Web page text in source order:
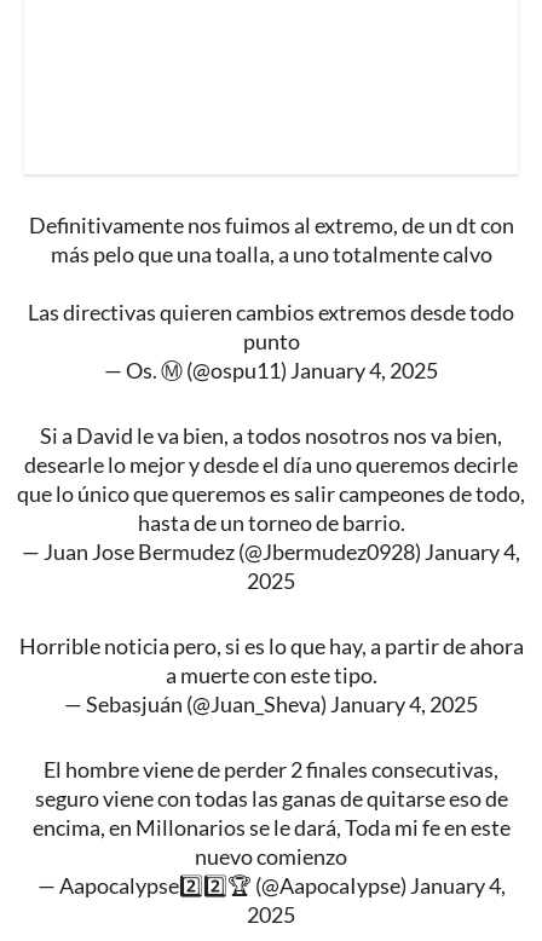
Definitivamente nos fuimos al extremo, de un dt con
más pelo que una toalla, a uno totalmente calvo
Las directivas quieren cambios extremos desde todo
punto
— Os. Ⓜ️ (@ospu11) January 4, 2025
Si a David le va bien, a todos nosotros nos va bien,
desearle lo mejor y desde el día uno queremos decirle
que lo único que queremos es salir campeones de todo,
hasta de un torneo de barrio.
— Juan Jose Bermudez (@Jbermudez0928) January 4,
2025
Horrible noticia pero, si es lo que hay, a partir de ahora
a muerte con este tipo.
— Sebasjuán (@Juan_Sheva) January 4, 2025
El hombre viene de perder 2 finales consecutivas,
seguro viene con todas las ganas de quitarse eso de
encima, en Millonarios se le dará, Toda mi fe en este
nuevo comienzo
— Aapocalypse2️⃣2️⃣🏆 (@AapocaIypse) January 4,
2025